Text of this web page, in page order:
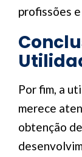
profissões
Por fim, a
merece
obtenção